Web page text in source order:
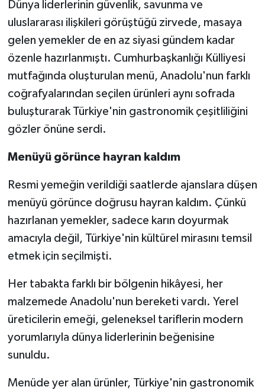
Dünya liderlerinin güvenlik, savunma ve
uluslararası ilişkileri görüştüğü zirvede, masaya
gelen yemekler de en az siyasi gündem kadar
özenle hazırlanmıştı. Cumhurbaşkanlığı Külliyesi
mutfağında oluşturulan menü, Anadolu'nun farklı
coğrafyalarından seçilen ürünleri aynı sofrada
buluşturarak Türkiye'nin gastronomik çeşitliliğini
gözler önüne serdi.
Menüyü görünce hayran kaldım
Resmi yemeğin verildiği saatlerde ajanslara düşen
menüyü görünce doğrusu hayran kaldım. Çünkü
hazırlanan yemekler, sadece karın doyurmak
amacıyla değil, Türkiye'nin kültürel mirasını temsil
etmek için seçilmişti.
Her tabakta farklı bir bölgenin hikâyesi, her
malzemede Anadolu'nun bereketi vardı. Yerel
üreticilerin emeği, geleneksel tariflerin modern
yorumlarıyla dünya liderlerinin beğenisine
sunuldu.
Menüde yer alan ürünler, Türkiye'nin gastronomik